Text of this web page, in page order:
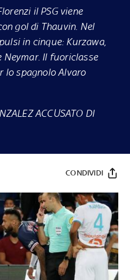
il PSG viene
gol di Thauvin. Nel
in cinque: Kurzawa,
Neymar. Il fuoriclasse
lo spagnolo Alvaro
ACCUSATO DI
CONDIVIDI